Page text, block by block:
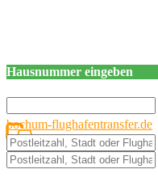
Hausnummer eingeben
bochum-flughafentransfer.de